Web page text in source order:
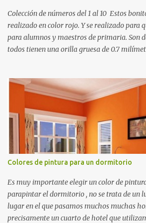
Colección de números del 1 al 10 Estos
realizado en color rojo. Y se realizado para
para alumnos y maestros de primaria. Son
todos tienen una orilla gruesa de 0.7
matemáticos, para decorar los cumpleaños
otras cosas.
Colores de pintura para un dormitorio
Es muy importante elegir un color de
parapintar el dormitorio , no se trata de un
lugar en el que pasamos muchos muchas
precisamente un cuarto de hotel que